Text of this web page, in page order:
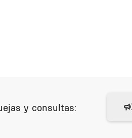
y consultas: